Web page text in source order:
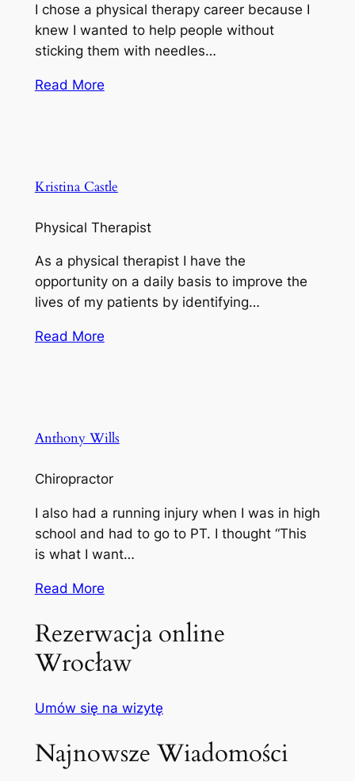
I chose a physical therapy career because I
knew I wanted to help people without
sticking them with needles…
Read More
Kristina Castle
Physical Therapist
As a physical therapist I have the
opportunity on a daily basis to improve the
lives of my patients by identifying…
Read More
Anthony Wills
Chiropractor
I also had a running injury when I was in high
school and had to go to PT. I thought “This
is what I want…
Read More
Rezerwacja online
Wrocław
Umów się na wizytę
Najnowsze Wiadomości